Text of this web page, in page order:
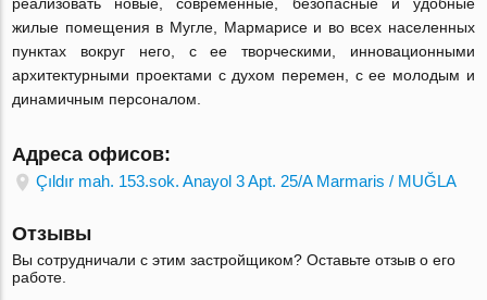
жилые помещения в Мугле, Мармарисе и во всех населенных
пунктах вокруг него, с ее творческими, инновационными
архитектурными проектами с духом перемен, с ее молодым и
динамичным персоналом.
Адреса офисов:
Çıldır mah. 153.sok. Anayol 3 Apt. 25/A Marmaris / MUĞLA
Отзывы
Вы сотрудничали с этим застройщиком? Оставьте отзыв о его
работе.